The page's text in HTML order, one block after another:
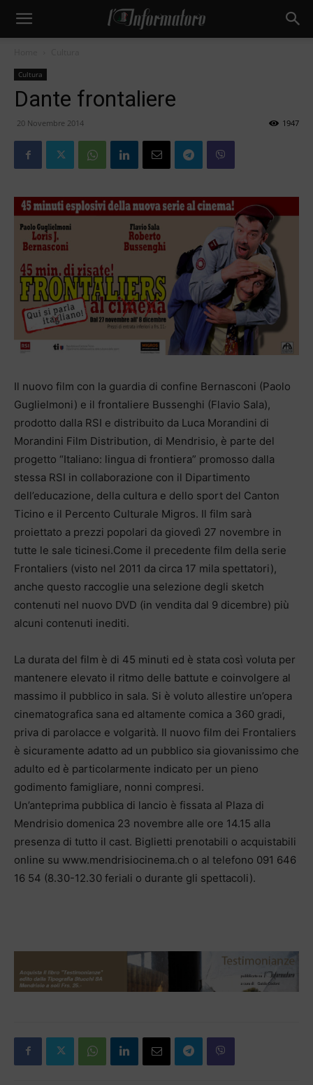
Cultura
Dante frontaliere
20 Novembre 2014 1947
Il nuovo film con la guardia di confine Bernasconi (Paolo
Guglielmoni) e il frontaliere Bussenghi (Flavio Sala),
prodotto dalla RSI e distribuito da Luca Morandini di
Morandini Film Distribution, di Mendrisio, è parte del
progetto “Italiano: lingua di frontiera” promosso dalla
stessa RSI in collaborazione con il Dipartimento
dell’educazione, della cultura e dello sport del Canton
Ticino e il Percento Culturale Migros. Il film sarà
proiettato a prezzi popolari da giovedì 27 novembre in
tutte le sale ticinesi.Come il precedente film della serie
Frontaliers (visto nel 2011 da circa 17 mila spettatori),
anche questo raccoglie una selezione degli sketch
contenuti nel nuovo DVD (in vendita dal 9 dicembre) più
alcuni contenuti inediti.
La durata del film è di 45 minuti ed è stata così voluta per
mantenere elevato il ritmo delle battute e coinvolgere al
massimo il pubblico in sala. Si è voluto allestire un’opera
cinematografica sana ed altamente comica a 360 gradi,
priva di parolacce e volgarità. Il nuovo film dei Frontaliers
è sicuramente adatto ad un pubblico sia giovanissimo che
adulto ed è particolarmente indicato per un pieno
godimento famigliare, nonni compresi.
Un’anteprima pubblica di lancio è fissata al Plaza di
Mendrisio domenica 23 novembre alle ore 14.15 alla
presenza di tutto il cast. Biglietti prenotabili o acquistabili
online su www.mendrisiocinema.ch o al telefono 091 646
16 54 (8.30-12.30 feriali o durante gli spettacoli).